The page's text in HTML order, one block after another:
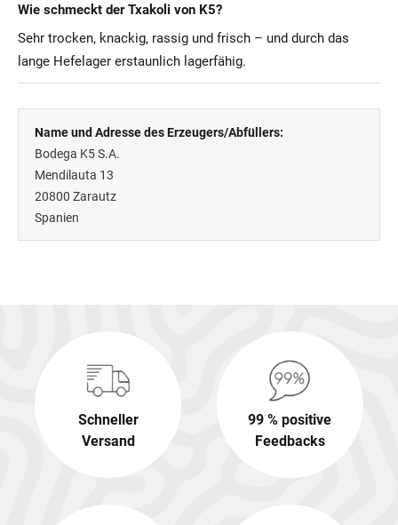
Wie schmeckt der Txakoli von K5?
Sehr trocken, knackig, rassig und frisch – und durch das
lange Hefelager erstaunlich lagerfähig.
Name und Adresse des Erzeugers/Abfüllers:
Bodega K5 S.A.
Mendilauta 13
20800 Zarautz
Spanien
Schneller
Versand
99 % positive
Feedbacks